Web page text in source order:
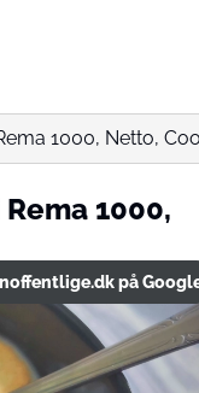
1000, Netto,
1000,
på